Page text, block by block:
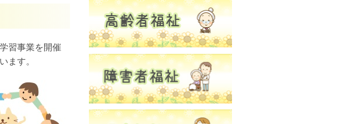
障害者支援事業所
ンターたんぽぽ 養護老人ホーム
ひまわり 高齢者交流プラザ
居宅介護支援事業所
基幹型地域包括支援センター
習事業を開催
ます。